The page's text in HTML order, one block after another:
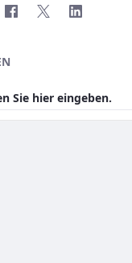
durchschnittliche
Sie hier eingeben.